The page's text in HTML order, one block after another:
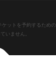
ードからセビリア
ードからアリカン
ットを予約するため
いません。